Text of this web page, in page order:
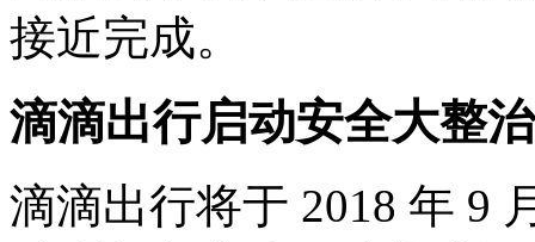
接近完成。
滴滴出行启动安全大整治
滴滴出行将于 2018 年 9